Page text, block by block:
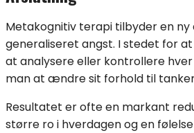
Metakognitiv terapi tilbyder en ny
generaliseret angst. I stedet for
at analysere eller kontrollere
man at ændre sit forhold til
Resultatet er ofte en markant
større ro i hverdagen og en